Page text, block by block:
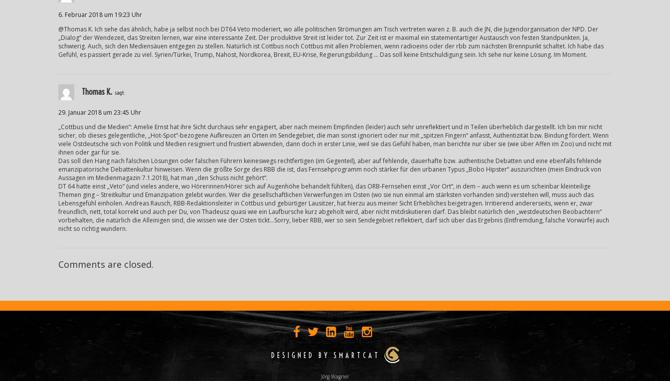
6. Februar 2018 um 19:23 Uhr
@Thomas K. Ich sehe das ähnlich, habe ja selbst noch bei DT64 Veto moderiert, wo alle politischen Strömungen am Tisch vertreten waren z. B. auch die JN, die Jugendorganisation der NPD. Der
„Dialog“ der Wendezeit, das Streiten lernen, war eine interessante Zeit. Der produktive Streit ist leider tot. Zur Zeit ist er maximal ein statementartiger Austausch von festen Standpunkten. Ja,
schwierig. Auch, sich den Mediensäuen entgegen zu stellen. Natürlich ist Cottbus noch Cottbus mit allen Problemen, wenn radioeins oder der rbb zum nächsten Brennpunkt schaltet. Ich habe das
Gefühl, es passiert gerade zu viel. Syrien/Türkei, Trump, Nahost, Nordkorea, Brexit, EU-Krise, Regierungsbildung … Das soll keine Entschuldigung sein. Ich sehe nur keine Lösung. Im Moment.
Thomas K. sagt:
29. Januar 2018 um 23:45 Uhr
„Cottbus und die Medien“: Amelie Ernst hat ihre Sicht durchaus sehr engagiert, aber nach meinem Empfinden (leider) auch sehr unreflektiert und in Teilen überheblich dargestellt. Ich bin mir nicht
sicher, ob dieses gelegentliche, „Hot-Spot“-bezogene Aufkreuzen an Orten im Sendegebiet, die man sonst ignoriert oder nur mit „spitzen Fingern“ anfasst, Authentizität bzw. Bindung fördert. Wenn
viele Ostdeutsche sich von Politik und Medien resigniert und frustiert abwenden, dann doch in erster Linie, weil sie das Gefühl haben, man berichte nur über sie (wie über Affen im Zoo) und nicht mit
ihnen oder gar für sie.
Das soll den Hang nach falschen Lösungen oder falschen Führern keineswegs rechtfertigen (im Gegenteil), aber auf fehlende, dauerhafte bzw. authentische Debatten und eine ebenfalls fehlende
emanzipatorische Debattenkultur hinweisen. Wenn die größte Sorge des RBB die ist, das Fernsehprogramm noch stärker für den urbanen Typus „Bobo Hipster“ auszurichten (mein Eindruck von
Aussagen im Medienmagazin 7.1.2018), hat man „den Schuss nicht gehört“.
DT 64 hatte einst „Veto“ (und vieles andere, wo Hörerinnen/Hörer sich auf Augenhöhe behandelt fühlten), das ORB-Fernsehen einst „Vor Ort“, in dem – auch wenn es um scheinbar kleinteilige
Themen ging – Streitkultur und Emanzipation gelebt wurden. Wer die gesellschaftlichen Verwerfungen im Osten (wo sie nun einmal am stärksten vorhanden sind) verstehen will, muss auch das
Lebensgefühl einholen. Andreas Rausch, RBB-Redaktionsleiter in Cottbus und gebürtiger Lausitzer, hat hierzu aus meiner Sicht Erhebliches beigetragen. Irritierend andererseits, wenn er, zwar
freundlich, nett, total korrekt und auch per Du, von Thadeusz quasi wie ein Laufbursche kurz abgeholt wird, aber nicht mitdiskutieren darf. Das bleibt natürlich den „westdeutschen Beobachtern“
vorbehalten, die natürlich die Alleinigen sind, die wissen wie der Osten tickt…Sorry, lieber RBB, wer so sein Sendegebiet reflektiert, darf sich über das Ergebnis (Entfremdung, falsche Vorwürfe) auch
nicht so richtig wundern.
Comments are closed.
DESIGNED BY SMARTCAT
Jörg Wagner